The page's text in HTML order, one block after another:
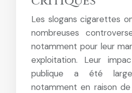
Les slogans cigarettes
nombreuses
notamment pour leur
exploitation. Leur
publique a été
notamment en raison